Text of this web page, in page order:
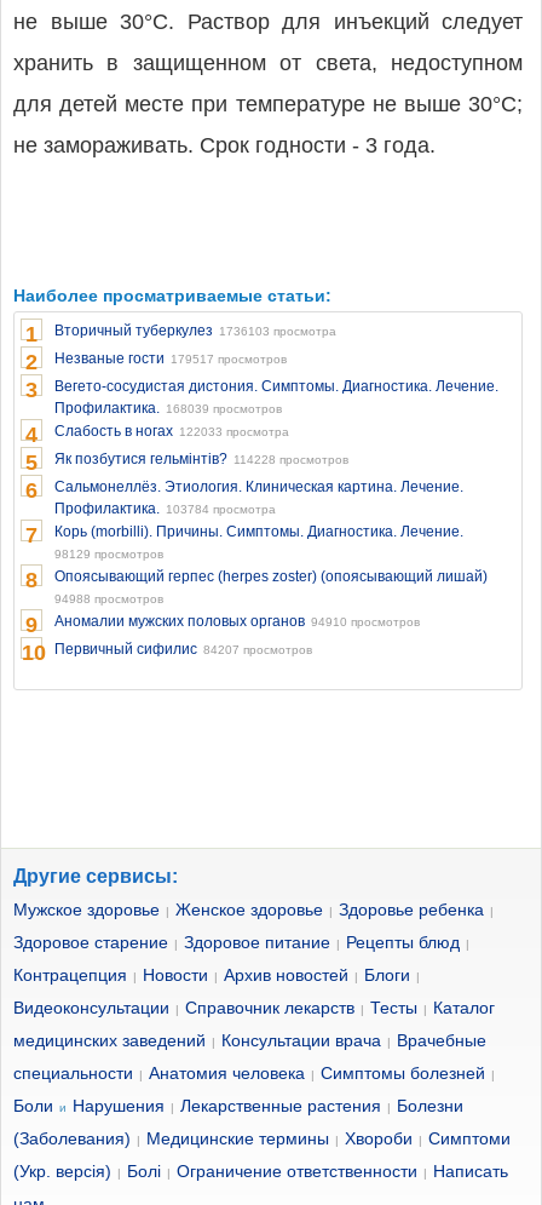
не выше 30°С. Раствор для инъекций следует
хранить в защищенном от света, недоступном
для детей месте при температуре не выше 30°С;
не замораживать. Срок годности - 3 года.
Наиболее просматриваемые статьи:
1 Вторичный туберкулез 1736103 просмотра
2 Незваные гости 179517 просмотров
3
Вегето-сосудистая дистония. Симптомы. Диагностика. Лечение.
Профилактика. 168039 просмотров
4 Слабость в ногах 122033 просмотра
5 Як позбутися гельмінтів? 114228 просмотров
6
Сальмонеллёз. Этиология. Клиническая картина. Лечение.
Профилактика. 103784 просмотра
7 Корь (morbilli). Причины. Симптомы. Диагностика. Лечение.
98129 просмотров
8 Опоясывающий герпес (herpes zoster) (опоясывающий лишай)
94988 просмотров
9 Аномалии мужских половых органов 94910 просмотров
10 Первичный сифилис 84207 просмотров
Другие сервисы:
Мужское здоровье | Женское здоровье | Здоровье ребенка |
Здоровое старение | Здоровое питание | Рецепты блюд |
Контрацепция | Новости | Архив новостей | Блоги |
Видеоконсультации | Справочник лекарств | Тесты |
Каталог
медицинских заведений
| Консультации врача |
Врачебные
специальности
| Анатомия человека | Симптомы болезней |
Боли и Нарушения | Лекарственные растения |
Болезни
(Заболевания)
| Медицинские термины | Хвороби | Симптоми
(Укр. версія)
| Болі | Ограничение ответственности |
Написать